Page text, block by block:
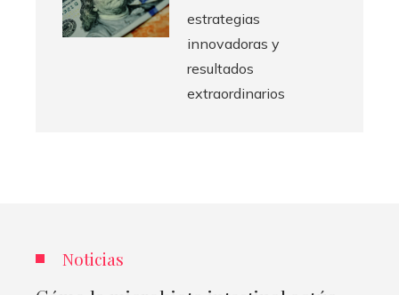
estrategias
innovadoras y
resultados
extraordinarios
Noticias